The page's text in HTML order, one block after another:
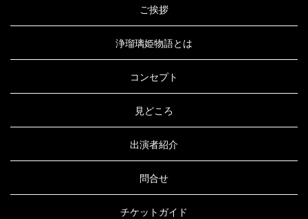
ご挨拶
浄瑠璃姫物語とは
コンセプト
見どころ
出演者紹介
問合せ
チケットガイド